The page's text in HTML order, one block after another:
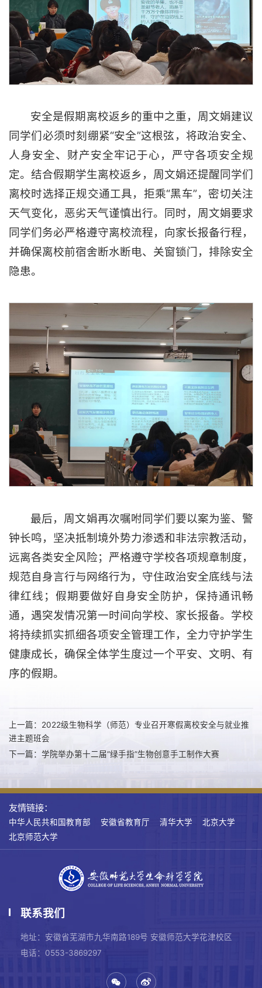
安全是假期离校返乡的重中之重，周文娟建议
同学们必须时刻绷紧“安全”这根弦，将政治安全、
人身安全、财产安全牢记于心，严守各项安全规
定。结合假期学生离校返乡，周文娟还提醒同学们
离校时选择正规交通工具，拒乘“黑车”，密切关注
天气变化，恶劣天气谨慎出行。同时，周文娟要求
同学们务必严格遵守离校流程，向家长报备行程，
并确保离校前宿舍断水断电、关窗锁门，排除安全
隐患。
最后，周文娟再次嘱咐同学们要以案为鉴、警
钟长鸣，坚决抵制境外势力渗透和非法宗教活动，
远离各类安全风险；严格遵守学校各项规章制度，
规范自身言行与网络行为，守住政治安全底线与法
律红线；假期要做好自身安全防护，保持通讯畅
通，遇突发情况第一时间向学校、家长报备。学校
将持续抓实抓细各项安全管理工作，全力守护学生
健康成长，确保全体学生度过一个平安、文明、有
序的假期。
上一篇：2022级生物科学（师范）专业召开寒假离校安全与就业推
进主题班会
下一篇：学院举办第十二届“绿手指”生物创意手工制作大赛
友情链接：
中华人民共和国教育部 安徽省教育厅 清华大学
北京大学
北京师范大学
联系我们
地址：安徽省芜湖市九华南路189号 安徽师范大学花津校区
电话：0553-3869297